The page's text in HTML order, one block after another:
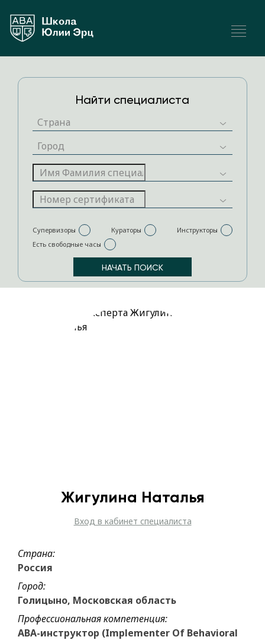
Найти специалиста
Супервизоры Кураторы
Инструкторы
Есть свободные часы
Жигулина Наталья
Вход в кабинет специалиста
Страна:
Россия
Город:
Голицыно, Московская область
Профессиональная компетенция:
ABA-инструктор (Implementer Of Behavioral